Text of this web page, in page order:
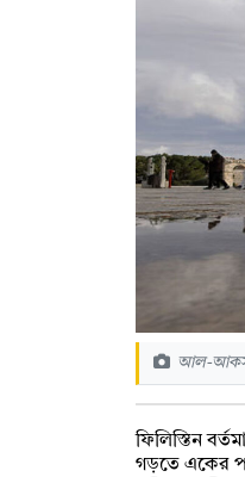
আল-
ফিলিস্তিন
গড়তে একের পর